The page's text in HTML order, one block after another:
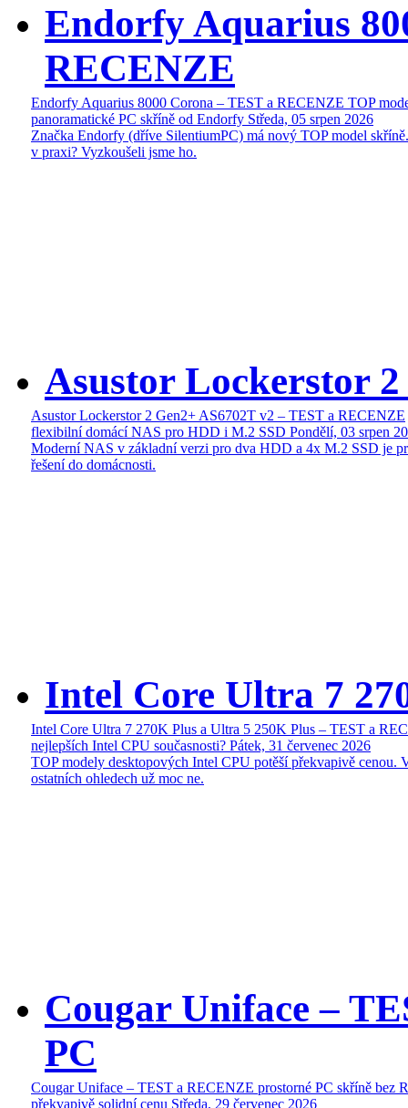
Endorfy Aquarius
RECENZE
Endorfy Aquarius 8000 Corona – TEST a RECENZE TOP
panoramatické PC skříně od Endorfy Středa, 05 srpen 2026
Značka Endorfy (dříve SilentiumPC) má nový TOP model
v praxi? Vyzkoušeli jsme ho.
Asustor Lockerstor
Asustor Lockerstor 2 Gen2+ AS6702T v2 – TEST a RECENZE
flexibilní domácí NAS pro HDD i M.2 SSD Pondělí, 03 srpen
Moderní NAS v základní verzi pro dva HDD a 4x M.2 SSD je
řešení do domácnosti.
Intel Core Ultra 7
Intel Core Ultra 7 270K Plus a Ultra 5 250K Plus – TEST a
nejlepších Intel CPU současnosti? Pátek, 31 červenec 2026
TOP modely desktopových Intel CPU potěší překvapivě cenou.
ostatních ohledech už moc ne.
Cougar Uniface –
PC
Cougar Uniface – TEST a RECENZE prostorné PC skříně bez
překvapivě solidní cenu Středa, 29 červenec 2026